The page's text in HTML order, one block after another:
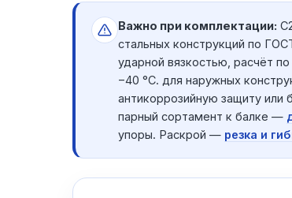
Важно при комплектации:
стальных конструкций по
ударной вязкостью, расчёт
−40 °C. для наружных
антикоррозийную защиту или
парный сортамент к балке —
упоры. Раскрой — резка и